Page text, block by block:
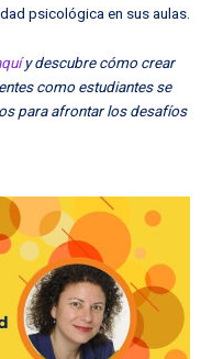
psicológica en sus aulas.
y descubre cómo crear
como estudiantes se
para afrontar los desafíos